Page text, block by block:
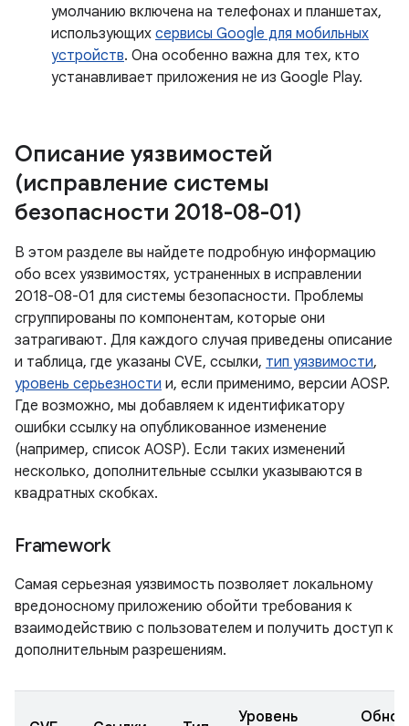
умолчанию включена на телефонах и планшетах,
использующих сервисы Google для мобильных
устройств. Она особенно важна для тех, кто
устанавливает приложения не из Google Play.
Описание уязвимостей
(исправление системы
безопасности 2018-08-01)
В этом разделе вы найдете подробную информацию
обо всех уязвимостях, устраненных в исправлении
2018-08-01 для системы безопасности. Проблемы
сгруппированы по компонентам, которые они
затрагивают. Для каждого случая приведены описание
и таблица, где указаны CVE, ссылки, тип уязвимости,
уровень серьезности и, если применимо, версии AOSP.
Где возможно, мы добавляем к идентификатору
ошибки ссылку на опубликованное изменение
(например, список AOSP). Если таких изменений
несколько, дополнительные ссылки указываются в
квадратных скобках.
Framework
Самая серьезная уязвимость позволяет локальному
вредоносному приложению обойти требования к
взаимодействию с пользователем и получить доступ к
дополнительным разрешениям.
Уровень